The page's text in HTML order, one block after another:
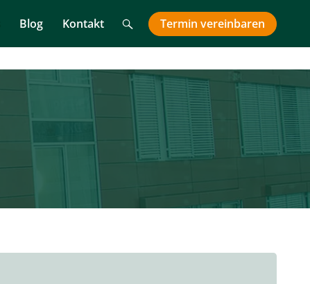
Blog Kontakt SucheTermin vereinbaren